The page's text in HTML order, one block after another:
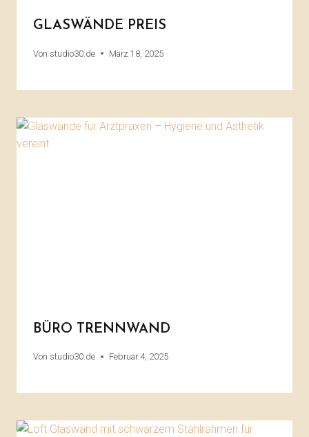
GLASWÄNDE PREIS
Von studio30.de März 18, 2025
BÜRO TRENNWAND
Von studio30.de Februar 4, 2025